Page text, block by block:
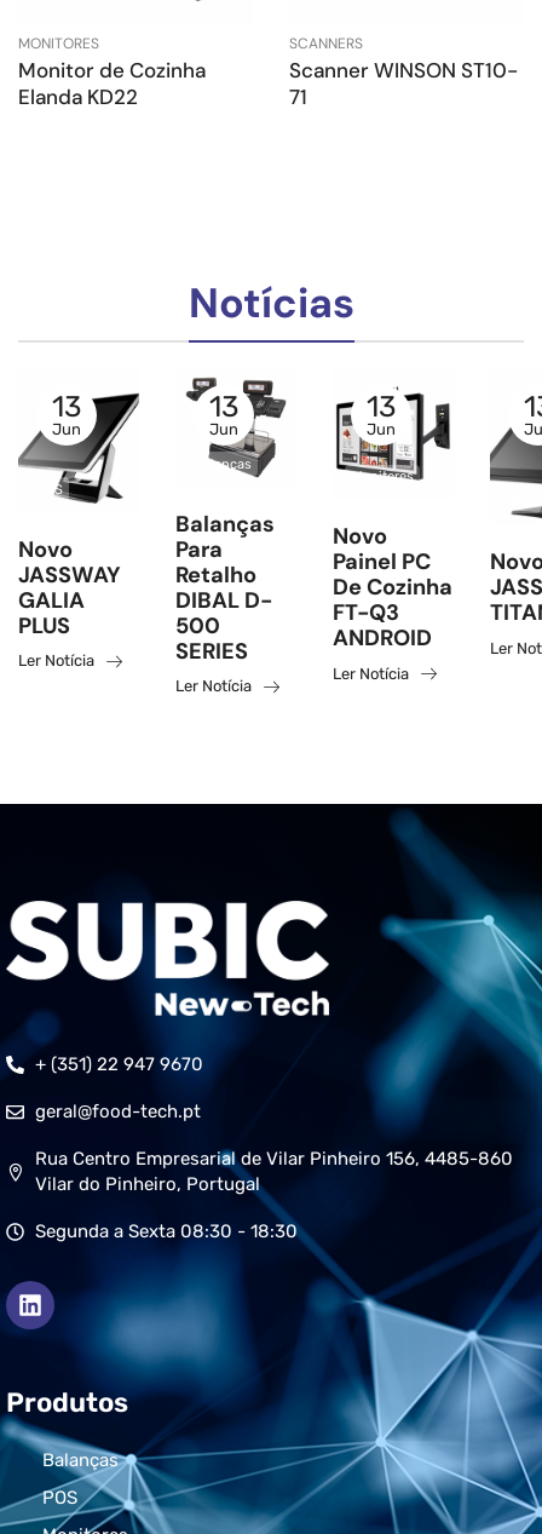
MONITORES
Monitor de Cozinha
Elanda KD22
SCANNERS
Scanner WINSON ST10-
71
Notícias
13
Jun
POS
Novo
JASSWAY
GALIA
PLUS
Ler Notícia
13
Jun
Balanças
Balanças
Para
Retalho
DIBAL D-
500
SERIES
Ler Notícia
13
Jun
Monitores
Novo
Painel PC
De Cozinha
FT-Q3
ANDROID
Ler Notícia
Ler
+ (351) 22 947 9670
geral@food-tech.pt
Rua Centro Empresarial de Vilar Pinheiro 156, 4485-860
Vilar do Pinheiro, Portugal
Segunda a Sexta 08:30 - 18:30
Produtos
Balanças
POS